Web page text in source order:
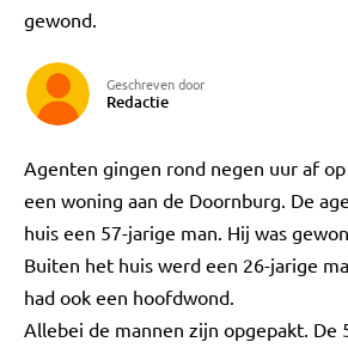
gewond.
Geschreven door
Redactie
Agenten gingen rond negen uur af
een woning aan de Doornburg. De
huis een 57-jarige man. Hij was
Buiten het huis werd een 26-jarige
had ook een hoofdwond.
Allebei de mannen zijn opgepakt. De